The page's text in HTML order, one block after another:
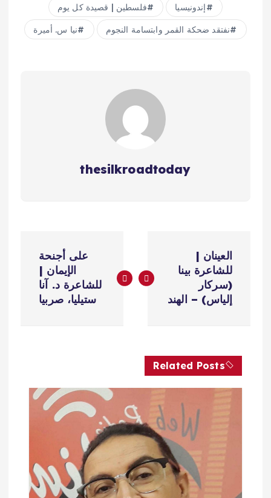
إندونيسيا فلسطين | قصيدة كل يوم
نفتقد ضحكة القمر وابتسامة النجوم نيا س. أميرة
thesilkroadtoday
ص
العينان |
للشاعرة بينا
(سركار
إلياس) – الهند
على أجنحة
الإيمان |
للشاعرة د. آنا
ستيليا، صربيا
Related Posts